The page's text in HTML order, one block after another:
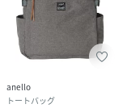
anello
トートバッグ